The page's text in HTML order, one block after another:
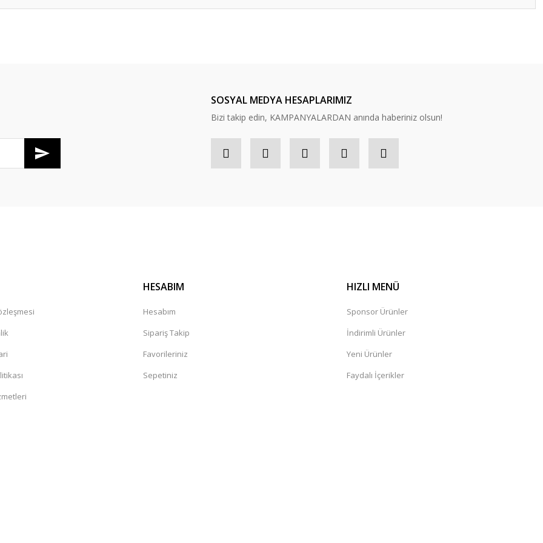
SOSYAL MEDYA HESAPLARIMIZ
Bizi takip edin, KAMPANYALARDAN anında haberiniz olsun!
HESABIM
Hesabım
Sipariş Takip
Favorileriniz
Sepetiniz
HIZLI MENÜ
Sponsor Ürünler
İndirimli Ürünler
Yeni Ürünler
Faydalı İçerikler